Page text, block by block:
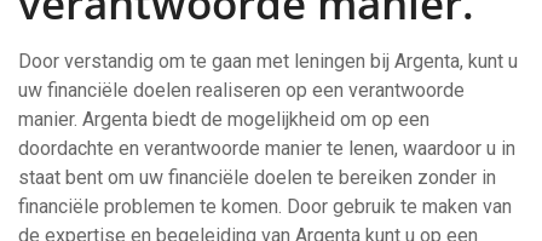
Door verstandig om te gaan met leningen bij Argenta, kunt u
uw financiële doelen realiseren op een verantwoorde
manier. Argenta biedt de mogelijkheid om op een
doordachte en verantwoorde manier te lenen, waardoor u in
staat bent om uw financiële doelen te bereiken zonder in
financiële problemen te komen. Door gebruik te maken van
de expertise en begeleiding van Argenta kunt u op een